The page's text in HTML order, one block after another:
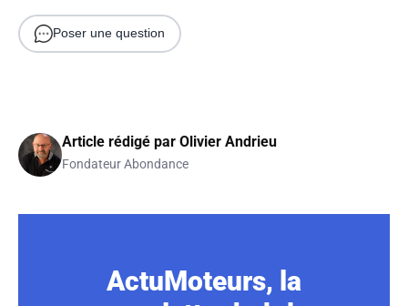
Poser une question
Article rédigé par Olivier Andrieu
Fondateur Abondance
ActuMoteurs, la